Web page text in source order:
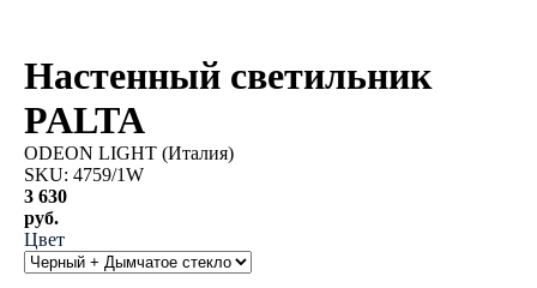
Настенный светильник
PALTA
ODEON LIGHT (Италия)
SKU: 4759/1W
3 630
руб.
Цвет